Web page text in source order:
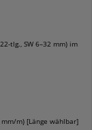
tlg., SW 6–32 mm) im
mm/m) [Länge wählbar]